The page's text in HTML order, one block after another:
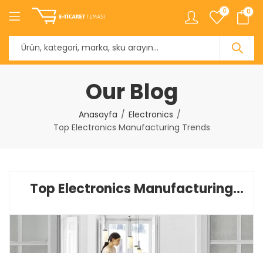
0 0
Our Blog
Anasayfa
Electronics
Top Electronics Manufacturing Trends
Top Electronics Manufacturing